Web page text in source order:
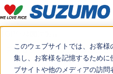
このウェブサイトでは、お客
集し、お客様を記憶するため
ブサイトや他のメディアの訪
見積もり・デモのご希望はこち